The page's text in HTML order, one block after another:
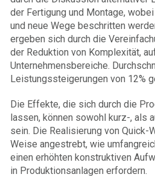
der Fertigung und Montage,
und neue Wege beschritten
ergeben sich durch die
der Reduktion von Komplexität,
Unternehmensbereiche.
Leistungssteigerungen von 12%
Die Effekte, die sich durch die
lassen, können sowohl kurz-, als
sein. Die Realisierung von Quick-
Weise angestrebt, wie
einen erhöhten konstruktiven
in Produktionsanlagen erfordern.